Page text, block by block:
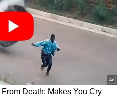
ఫెయిర్ యూసేజ్ పాలసీ
అదనంగా కస్టమర్లకు బింజ్ ఆల్
డేటా డిలైట్, Vi మూవీస్ & టీవీ
ఉన్నాయి.